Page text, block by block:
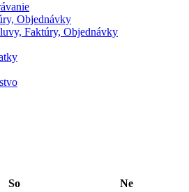
Objednávky
Faktúry, Objednávky
So Ne